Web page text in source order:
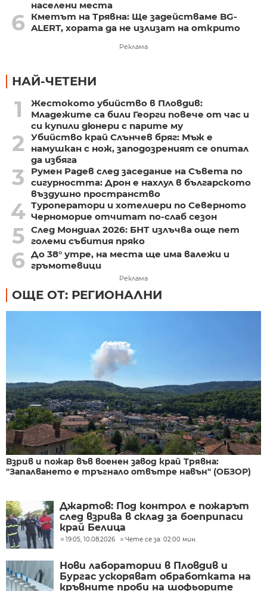
населени места
6
Кметът на Трявна: Ще задействаме BG-
ALERT, хората да не излизат на открито
Реклама
НАЙ-ЧЕТЕНИ
1
Жестокото убийство в Пловдив:
Младежите са били Георги повече от час и
си купили дюнери с парите му
2
Убийство край Слънчев бряг: Мъж е
намушкан с нож, заподозреният се опитал
да избяга
3
Румен Радев след заседание на Съвета по
сигурността: Дрон е нахлул в българското
въздушно пространство
4 Туроператори и хотелиери по Северното
Черноморие отчитат по-слаб сезон
5 След Мондиал 2026: БНТ излъчва още пет
големи събития пряко
6 До 38° утре, на места ще има валежи и
гръмотевици
Реклама
ОЩЕ ОТ: РЕГИОНАЛНИ
Взрив и пожар във военен завод край Трявна:
"Запалването е тръгнало отвътре навън" (ОБЗОР)
Джартов: Под контрол е пожарът
след взрива в склад за боеприпаси
край Белица
19:05, 10.08.2026 Чете се за: 02:00 мин.
Нови лаборатории в Пловдив и
Бургас ускоряват обработката на
кръвните проби на шофьорите